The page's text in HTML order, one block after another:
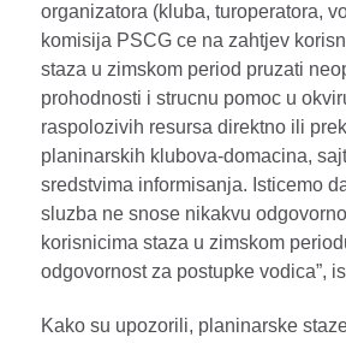
organizatora (kluba, turoperatora,
komisija PSCG ce na zahtjev
staza u zimskom period pruzati
prohodnosti i strucnu pomoc u
raspolozivih resursa direktno ili
planinarskih klubova-domacina,
sredstvima informisanja. Isticemo
sluzba ne snose nikakvu
korisnicima staza u zimskom
odgovornost za postupke vodica”,
Kako su upozorili, planinarske